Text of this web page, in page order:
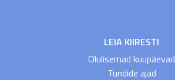
LEIA KIIRESTI
Olulisemad kuupäevad
Tundide ajad